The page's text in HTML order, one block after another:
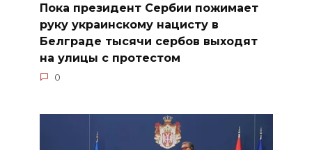
Пока президент Сербии пожимает
руку украинскому нацисту в
Белграде тысячи сербов выходят
на улицы с протестом
0